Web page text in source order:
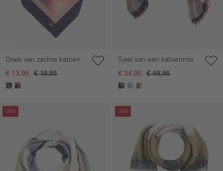
Doek van zachte katoen
€ 13,95 € 19,95
Sjaal van een katoenmix
€ 34,95 € 49,95
-35%
overslaan
-40%
Galerie overslaan